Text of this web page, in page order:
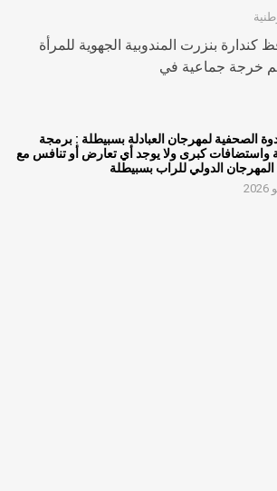
كندارة بنزرت المندوبية الجهوية للمرأة
خرجة جماعية في
الصحفية لمهرجان العبادلة بسبيطلة : برمجة
واستضافات كبرى ولا يوجد أي تعارض أو تنافس مع
الدولي للراب بسبيطلة